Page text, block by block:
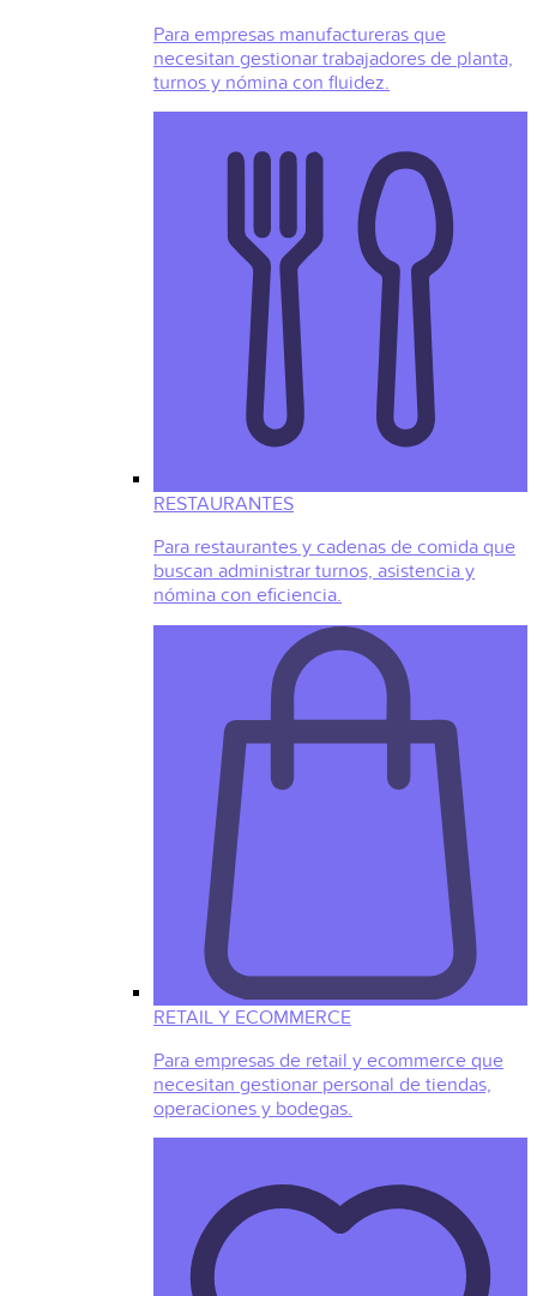
Para empresas manufactureras que
necesitan gestionar trabajadores de planta,
turnos y nómina con fluidez.
RESTAURANTES
Para restaurantes y cadenas de comida que
buscan administrar turnos, asistencia y
nómina con eficiencia.
RETAIL Y ECOMMERCE
Para empresas de retail y ecommerce que
necesitan gestionar personal de tiendas,
operaciones y bodegas.